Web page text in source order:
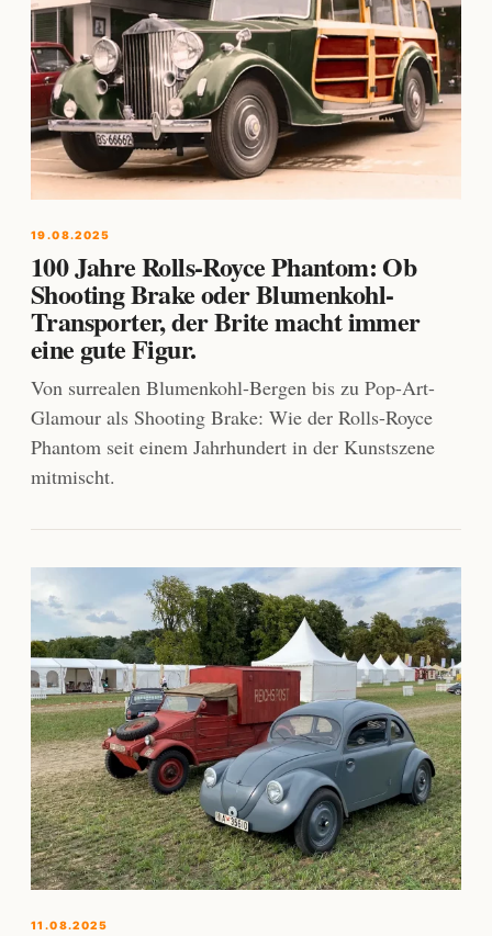
19.08.2025
100 Jahre Rolls-Royce Phantom: Ob
Shooting Brake oder Blumenkohl-
Transporter, der Brite macht immer
eine gute Figur.
Von surrealen Blumenkohl-Bergen bis zu Pop-Art-
Glamour als Shooting Brake: Wie der Rolls-Royce
Phantom seit einem Jahrhundert in der Kunstszene
mitmischt.
11.08.2025